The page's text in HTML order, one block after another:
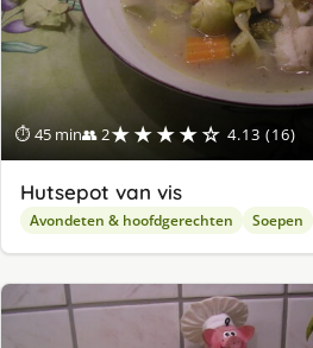
⏱ 45 min👥 2★★★★☆ 4.13 (16)
Hutsepot van vis
Avondeten & hoofdgerechten Soepen